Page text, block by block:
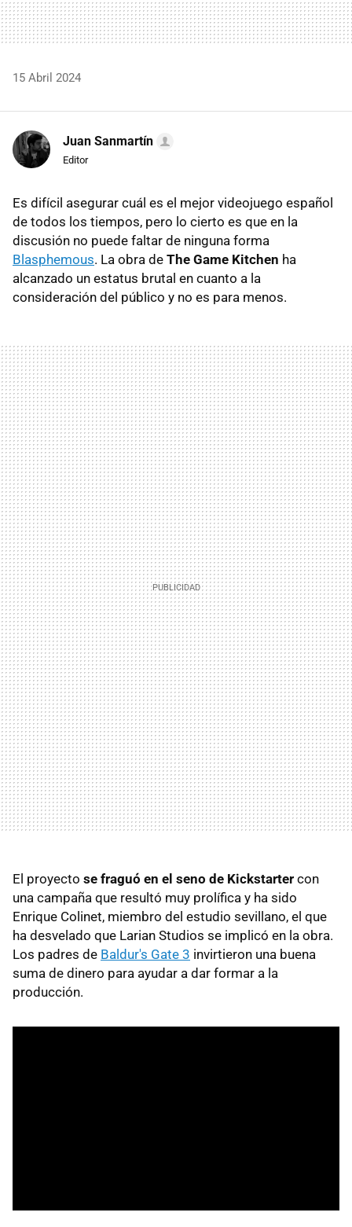
15 Abril 2024
Juan Sanmartín
Editor
Es difícil asegurar cuál es el mejor videojuego español
de todos los tiempos, pero lo cierto es que en la
discusión no puede faltar de ninguna forma
Blasphemous. La obra de The Game Kitchen ha
alcanzado un estatus brutal en cuanto a la
consideración del público y no es para menos.
El proyecto se fraguó en el seno de Kickstarter con
una campaña que resultó muy prolífica y ha sido
Enrique Colinet, miembro del estudio sevillano, el que
ha desvelado que Larian Studios se implicó en la obra.
Los padres de Baldur's Gate 3 invirtieron una buena
suma de dinero para ayudar a dar formar a la
producción.